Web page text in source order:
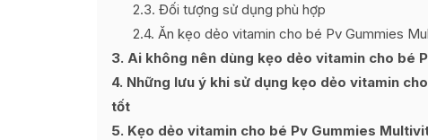
2.3 Đối tượng sử dụng phù hợp
2.4 Ăn kẹo dẻo vitamin cho bé Pv Gummies
3 Ai không nên dùng kẹo dẻo vitamin cho bé
4 Những lưu ý khi sử dụng kẹo dẻo vitamin
tốt
5 Kẹo dẻo vitamin cho bé Pv Gummies